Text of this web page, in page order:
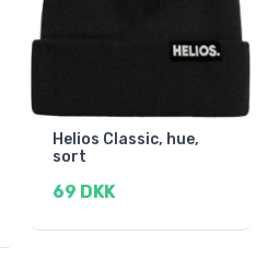
Helios Classic, hue,
sort
69 DKK